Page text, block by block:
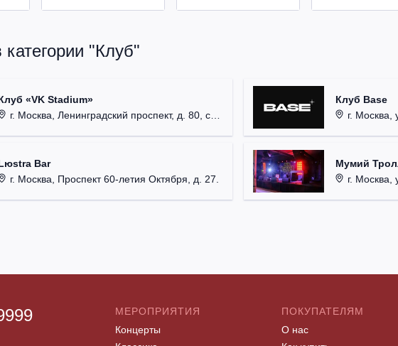
"Клуб"
«VK Stadium»
г. Москва, Ленинградский проспект, д. 80, стр. 17.
Bar
г. Москва, Проспект 60-летия Октября, д. 27.
Клуб Base
г. Москва,
Мумий
г. Москва,
МЕРОПРИЯТИЯ
Концерты
ПОКУПАТЕЛЯМ
О нас